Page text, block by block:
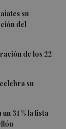
su
del
de los 22
su
31 % la lista